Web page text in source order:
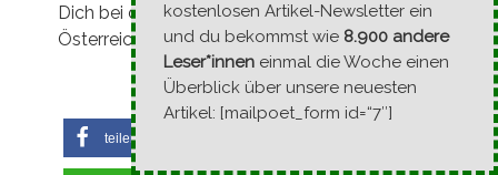
Dich bei der Aufsichtsbehörde beschweren. In
Österreich ist dies dieDatenschutzbehörde.
Stand:11. November 2020
teilen
kostenlosen Artikel-Newsletter ein
und du bekommst wie 8.900 andere
Leser*innen einmal die Woche einen
Überblick über unsere neuesten
Artikel: [mailpoet_form id=“7″]